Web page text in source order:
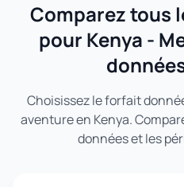
Comparez tous
pour Kenya -
Choisissez le forfait
aventure en Kenya.
données et les